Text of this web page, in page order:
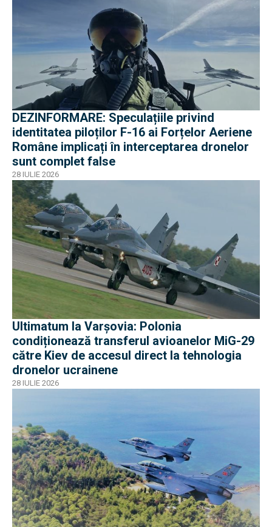
DEZINFORMARE: Speculațiile privind
identitatea piloților F-16 ai Forțelor Aeriene
Române implicați în interceptarea dronelor
sunt complet false
28 IULIE 2026
Ultimatum la Varșovia: Polonia
condiționează transferul avioanelor MiG-29
către Kiev de accesul direct la tehnologia
dronelor ucrainene
28 IULIE 2026